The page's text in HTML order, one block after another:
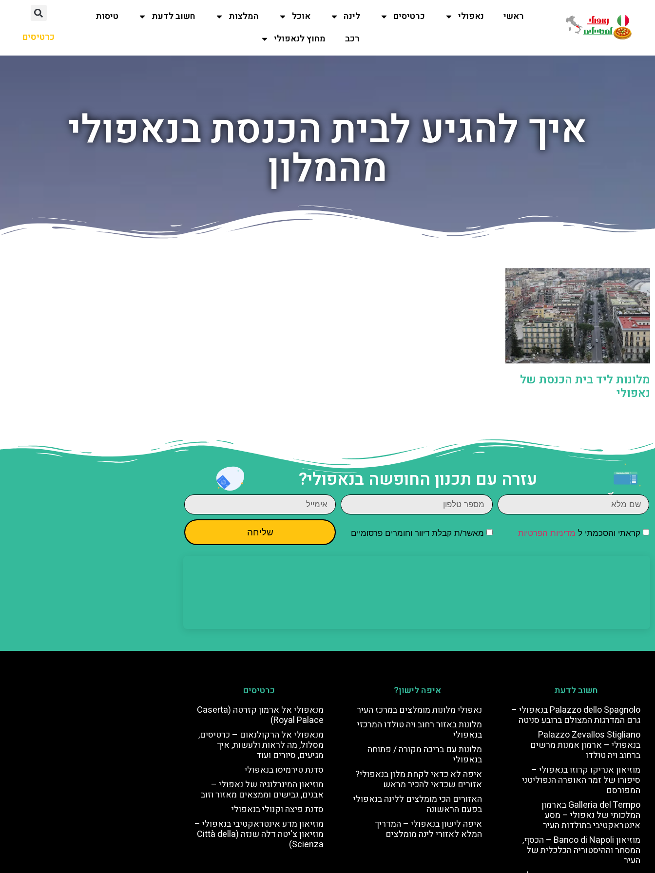
ראשי נאפולי כרטיסים לינה אוכל המלצות חשוב לדעת
טיסות
רכב
מחוץ לנאפולי כרטיסים
איך להגיע לבית הכנסת בנאפולי
מהמלון
מלונות ליד בית הכנסת של
נאפולי
עזרה עם תכנון החופשה בנאפולי?
קראתי והסכמתי ל מדיניות הפרטיות מאשר/ת קבלת דיוור וחומרים פרסומיים שליחה
חשוב לדעת
Palazzo dello Spagnolo בנאפולי –
גרם המדרגות המצולם ברובע סניטה
Palazzo Zevallos Stigliano
בנאפולי – ארמון אמנות מרשים
ברחוב ויה טולדו
מוזיאון אנריקו קרוזו בנאפולי –
סיפורו של זמר האופרה הנפוליטני
המפורסם
Galleria del Tempo בארמון
המלכותי של נאפולי – מסע
אינטראקטיבי בתולדות העיר
מוזיאון Banco di Napoli – הכסף,
המסחר וההיסטוריה הכלכלית של
העיר
איפה לישון?
נאפולי מלונות מומלצים במרכז העיר
מלונות באזור רחוב ויה טולדו המרכזי
בנאפולי
מלונות עם בריכה מקורה / פתוחה
בנאפולי
איפה לא כדאי לקחת מלון בנאפולי?
אזורים שכדאי להכיר מראש
האזורים הכי מומלצים ללינה בנאפולי
בפעם הראשונה
איפה לישון בנאפולי – המדריך
המלא לאזורי לינה מומלצים
כרטיסים
מנאפולי אל ארמון קזרטה (Caserta
Royal Palace)
מנאפולי אל הרקולנאום – כרטיסים,
מסלול, מה לראות ולעשות, איך
מגיעים, סיורים ועוד
סדנת טירמיסו בנאפולי
מוזיאון המינרלוגיה של נאפולי –
אבנים, גבישים וממצאים מאזור וזוב
סדנת פיצה וקנולי בנאפולי
מוזיאון מדע אינטראקטיבי בנאפולי –
מוזיאון צ'יטה דלה שנזה (Città della
Scienza)